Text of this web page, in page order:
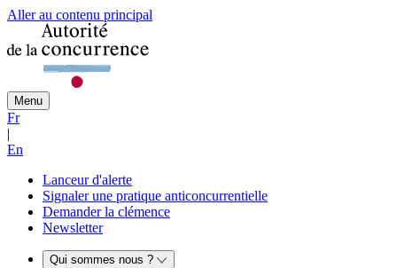
Aller au contenu principal
Menu
Fr
|
En
Lanceur d'alerte
Signaler une pratique anticoncurrentielle
Demander la clémence
Newsletter
Qui sommes nous ?